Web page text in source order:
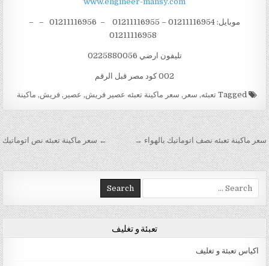
موبايل: 01211116954 – 01211116955 – 01211116956 – –
تليفون ارضي 0225880056
002 كود مصر قبل الرقم
Tagged تعبئه, سعر , سعر ماكينة تعبئه عصير فريش, عصير ,فريش, ماكينة
تصفّح المقالات ← سعر ماكينة تعبئه نص اتوماتيك سعر ماكينة تعبئه نصف اتوماتيك بالهواء →
Search for:
تعبئة و تغليف
اكياس تعبئة و تغليف